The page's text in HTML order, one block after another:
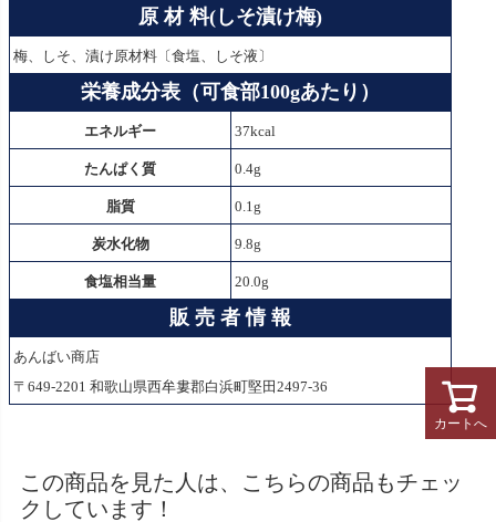
カートへ
原 材 料(しそ漬け梅)
梅、しそ、漬け原材料〔食塩、しそ液〕
栄養成分表（可食部100gあたり）
エネルギー 37kcal
たんぱく質 0.4g
脂質 0.1g
炭水化物 9.8g
食塩相当量 20.0g
販 売 者 情 報
あんばい商店
〒649-2201 和歌山県西牟婁郡白浜町堅田2497-36
この商品を見た人は、こちらの商品もチェッ
クしています！